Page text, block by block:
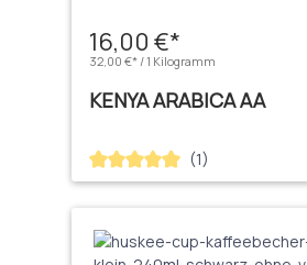
16,00 €*
32,00 €* / 1 Kilogramm
KENYA ARABICA AA
Durchschnittliche Bewertung
(1)